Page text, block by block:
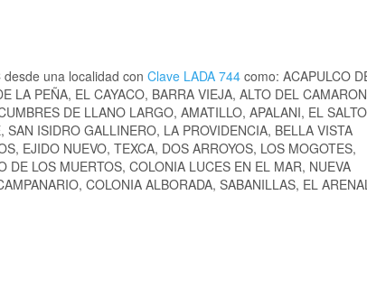
una localidad con Clave LADA 744 como: ACAPULCO
LA PEÑA, EL CAYACO, BARRA VIEJA, ALTO DEL
DE LLANO LARGO, AMATILLO, APALANI, EL
ISIDRO GALLINERO, LA PROVIDENCIA, BELLA VISTA
EJIDO NUEVO, TEXCA, DOS ARROYOS, LOS MOGOTES,
DE LOS MUERTOS, COLONIA LUCES EN EL MAR, NUEVA
COLONIA ALBORADA, SABANILLAS, EL